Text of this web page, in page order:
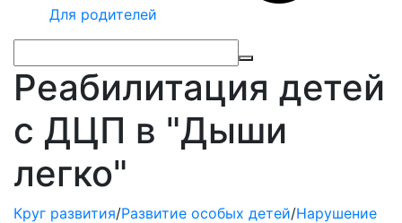
Для родителей
Реабилитация детей
с ДЦП в "Дыши
легко"
Круг развития/Развитие особых детей/Нарушение